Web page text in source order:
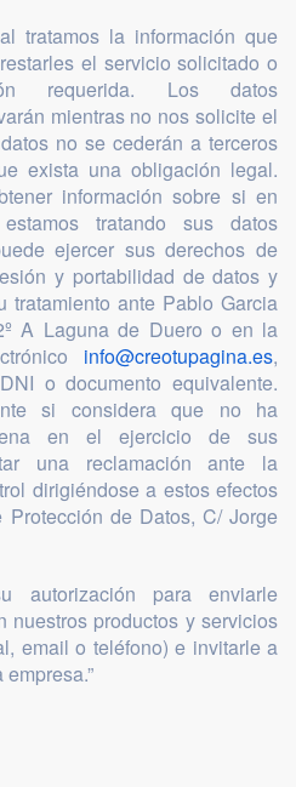
tratamos la información que
el servicio solicitado o
requerida. Los datos
mientras no nos solicite el
no se cederán a terceros
exista una obligación legal.
información sobre si en
tratando sus datos
ejercer sus derechos de
y portabilidad de datos y
ante Pablo Garcia
A Laguna de Duero o en la
info@creotupagina.es,
o documento equivalente.
si considera que no ha
en el ejercicio de sus
una reclamación ante la
dirigiéndose a estos efectos
de Datos, C/ Jorge
autorización para enviarle
nuestros productos y servicios
email o teléfono) e invitarle a